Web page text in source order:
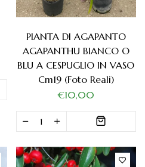
PIANTA DI AGAPANTO
AGAPANTHU BIANCO O
BLU A CESPUGLIO IN VASO
Cm19 (foto Reali)
€10,00